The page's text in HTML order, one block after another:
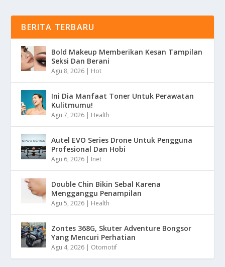
BERITA TERBARU
Bold Makeup Memberikan Kesan Tampilan
Seksi Dan Berani
Agu 8, 2026 | Hot
Ini Dia Manfaat Toner Untuk Perawatan
Kulitmumu!
Agu 7, 2026 | Health
Autel EVO Series Drone Untuk Pengguna
Profesional Dan Hobi
Agu 6, 2026 | Inet
Double Chin Bikin Sebal Karena
Mengganggu Penampilan
Agu 5, 2026 | Health
Zontes 368G, Skuter Adventure Bongsor
Yang Mencuri Perhatian
Agu 4, 2026 | Otomotif